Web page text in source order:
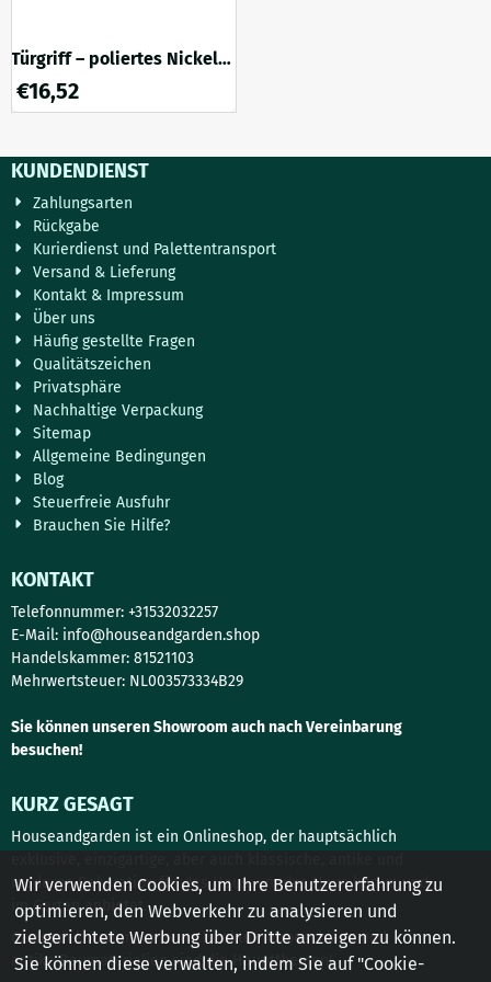
Türgriff – poliertes Nickel
mit Palisanderholz – 16 cm
€16,52
KUNDENDIENST
Zahlungsarten
Rückgabe
Kurierdienst und Palettentransport
Versand & Lieferung
Kontakt & Impressum
Über uns
Häufig gestellte Fragen
Qualitätszeichen
Privatsphäre
Nachhaltige Verpackung
Sitemap
Allgemeine Bedingungen
Blog
Steuerfreie Ausfuhr
Brauchen Sie Hilfe?
KONTAKT
Telefonnummer: +31532032257
E-Mail: info@houseandgarden.shop
Handelskammer: 81521103
Mehrwertsteuer: NL003573334B29
Sie können unseren Showroom auch nach Vereinbarung
besuchen!
KURZ GESAGT
Houseandgarden ist ein Onlineshop, der hauptsächlich
moderne Dekoration für das Haus, um das Haus herum und
im Garten anbietet.
Gartendekoration, Innenarchitektur, Türbeschläge und
antike Baumaterialien sind die Hauptthemen!
Wir verwenden Cookies, um Ihre Benutzererfahrung zu
optimieren, den Webverkehr zu analysieren und
zielgerichtete Werbung über Dritte anzeigen zu können.
Sie können diese verwalten, indem Sie auf "Cookie-